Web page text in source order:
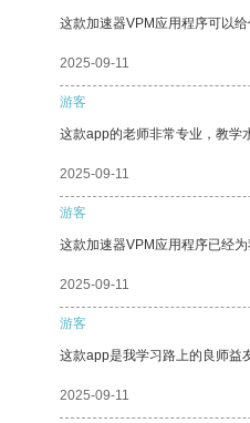
这款加速器VPM应用程序可以
2025-09-11
游客
这款app的老师非常专业，教学
2025-09-11
游客
这款加速器VPM应用程序已经
2025-09-11
游客
这款app是我学习路上的良师益
2025-09-11